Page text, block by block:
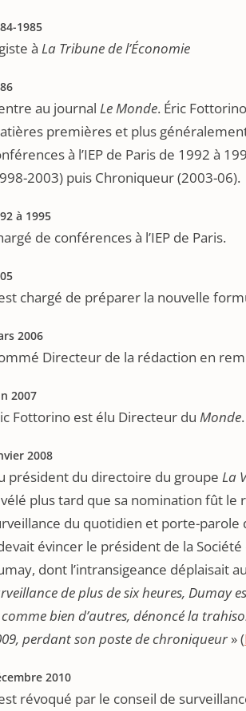
1985
à La Tribune de l’Économie
au journal Le Monde. Éric
premières et plus
à l’IEP de Paris de 1992 à
2003) puis Chroniqueur (2003-06).
à 1995
de conférences à l’IEP de Paris.
chargé de préparer la nouvelle
2006
Directeur de la rédaction en
2007
Fottorino est élu Directeur du Monde.
2008
président du directoire du groupe La
plus tard que sa nomination fût le
du quotidien et porte-
évincer le président de la
dont l’intransigeance déplaisait
de plus de six heures, Dumay
bien d’autres, dénoncé la
perdant son poste de chroniqueur » (
2010
révoqué par le conseil de